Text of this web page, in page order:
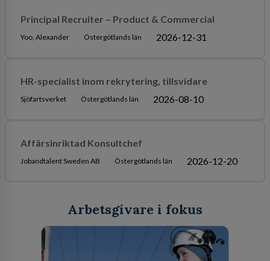
Principal Recruiter – Product & Commercial
Yoo, Alexander Östergötlands län 2026-12-31
HR-specialist inom rekrytering, tillsvidare
Sjöfartsverket Östergötlands län 2026-08-10
Affärsinriktad Konsultchef
Jobandtalent Sweden AB Östergötlands län 2026-12-20
Arbetsgivare i fokus